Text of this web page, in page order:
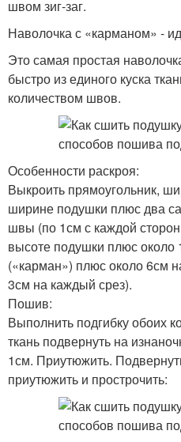
швом зиг-заг.
Наволочка с «карманом» -
Это самая простая
быстро из единого куска
количеством швов.
Особенности раскроя:
Выкроить прямоугольник,
ширине подушки плюс два
швы (по 1см с каждой
высоте подушки плюс около
(«карман») плюс около 6см
3см на каждый срез).
Пошив:
Выполнить подгибку обоих
ткань подвернуть на
1см. Приутюжить.
приутюжить и прострочить: